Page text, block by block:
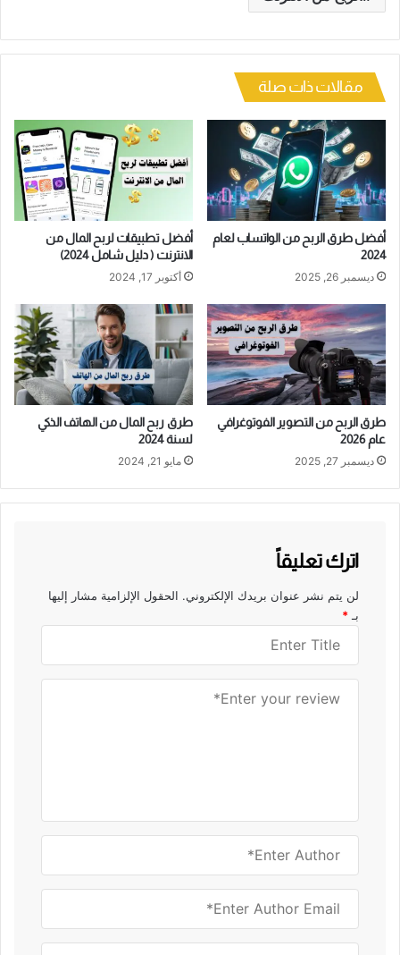
مقالات ذات صلة
أفضل طرق الربح من الواتساب لعام
2024
ديسمبر 26, 2025
أفضل تطبيقات لربح المال من
الانترنت ( دليل شامل 2024)
أكتوبر 17, 2024
طرق الربح من التصوير الفوتوغرافي
عام 2026
ديسمبر 27, 2025
طرق ربح المال من الهاتف الذكي
لسنة 2024
مايو 21, 2024
اترك تعليقاً
لن يتم نشر عنوان بريدك الإلكتروني. الحقول الإلزامية مشار إليها
بـ *